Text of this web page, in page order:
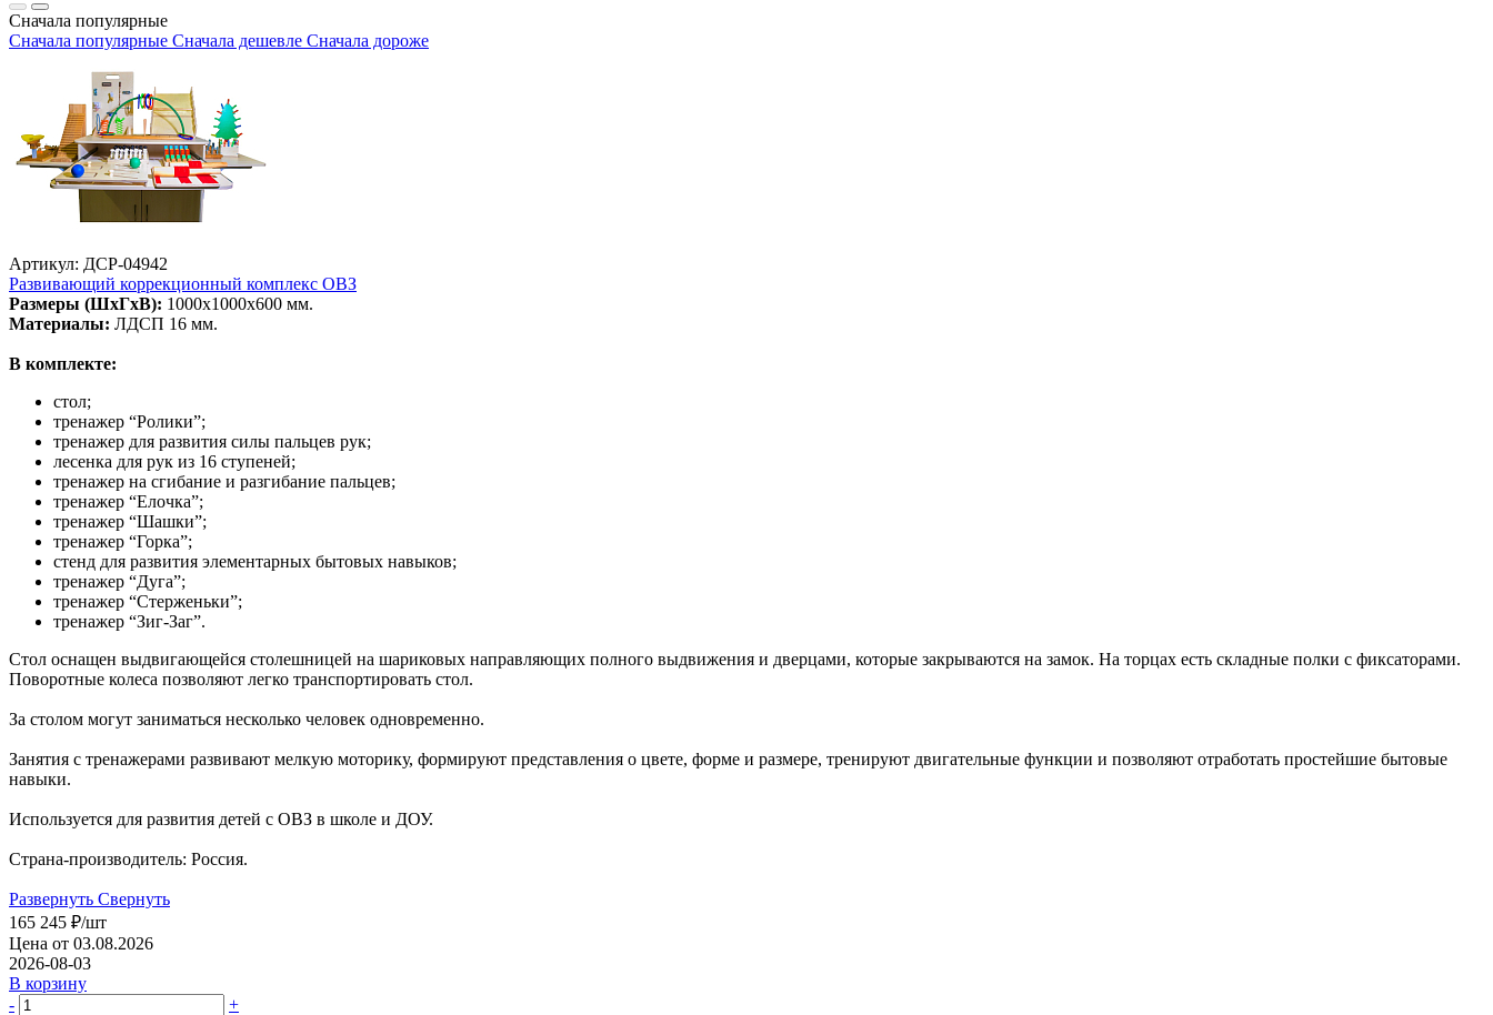
Сначала популярные
Сначала популярные Сначала дешевле Сначала дороже
Артикул: ДСР-04942
Развивающий коррекционный комплекс ОВЗ
Размеры (ШхГхВ): 1000х1000х600 мм.
Материалы: ЛДСП 16 мм.
В комплекте:
стол;
тренажер “Ролики”;
тренажер для развития силы пальцев рук;
лесенка для рук из 16 ступеней;
тренажер на сгибание и разгибание пальцев;
тренажер “Елочка”;
тренажер “Шашки”;
тренажер “Горка”;
стенд для развития элементарных бытовых навыков;
тренажер “Дуга”;
тренажер “Стерженьки”;
тренажер “Зиг-Заг”.
Стол оснащен выдвигающейся столешницей на шариковых направляющих полного выдвижения и дверцами, которые закрываются на замок. На торцах есть складные полки с фиксаторами.
Поворотные колеса позволяют легко транспортировать стол.
За столом могут заниматься несколько человек одновременно.
Занятия с тренажерами развивают мелкую моторику, формируют представления о цвете, форме и размере, тренируют двигательные функции и позволяют отработать простейшие бытовые
навыки.
Используется для развития детей с ОВЗ в школе и ДОУ.
Страна-производитель: Россия.
Развернуть Свернуть
165 245 ₽/шт
Цена от 03.08.2026
2026-08-03
В корзину
-
+